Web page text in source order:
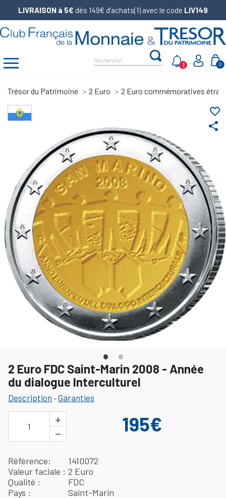
LIVRAISON à 5€ dès 149€ d’achats(1) avec le code LIV149
0
1
Trésor du Patrimoine 2 Euro 2 Euro commémoratives
share
favorite_border
2 Euro FDC Saint-Marin 2008 - Année
du dialogue Interculturel
Description -Garanties
1
+
−
195€
Référence
1410072
Valeur faciale
2 Euro
Qualité
FDC
Pays
Saint-Marin